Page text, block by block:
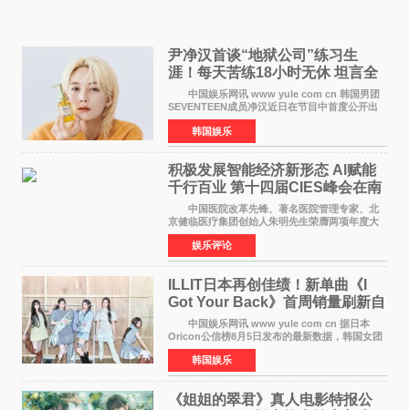
尹净汉首谈“地狱公司”练习生
涯！每天苦练18小时无休 坦言全
靠成员撑过来
中国娱乐网讯 www yule com cn 韩国男团
SEVENTEEN成员净汉近日在节目中首度公开出
道前的残酷练习生经历，并提及经纪公司Pledis
娱乐，引发广泛关注。 在8月2日播出的日本
TBS综艺节目《周
韩国娱乐
积极发展智能经济新形态 Al赋能
千行百业 第十四届CIES峰会在南
京盛大召开
中国医院改革先锋、著名医院管理专家、北
京健临医疗集团创始人朱明先生荣膺两项年度大
奖 2026年7月31日，盛夏金陵，长江之畔，
以重落地·真务实·强链接为主题的2026&lsquo;人
工智能+&rsquo
娱乐评论
ILLIT日本再创佳绩！新单曲《I
Got Your Back》首周销量刷新自
身纪录
中国娱乐网讯 www yule com cn 据日本
Oricon公信榜8月5日发布的最新数据，韩国女团
ILLIT在日本发行的第二张单曲《I Got Your
Back》首周销量达到71,009张，成功跻身最新一
期周单曲排行
韩国娱乐
《姐姐的翠君》真人电影特报公